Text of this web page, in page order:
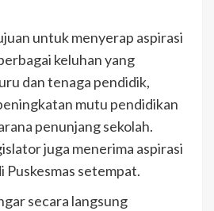
untuk menyerap aspirasi
keluhan yang
dan tenaga pendidik,
mutu pendidikan
penunjang sekolah.
juga menerima aspirasi
Puskesmas setempat.
secara langsung